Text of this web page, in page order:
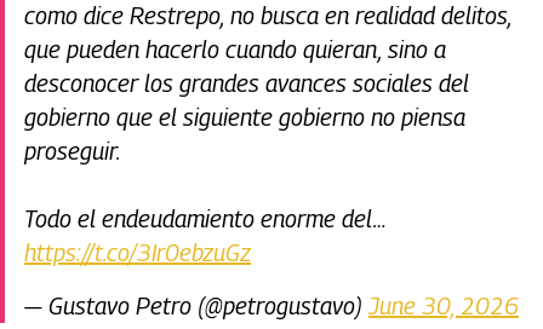
como dice Restrepo, no busca en realidad delitos,
que pueden hacerlo cuando quieran, sino a
desconocer los grandes avances sociales del
gobierno que el siguiente gobierno no piensa
proseguir.
Todo el endeudamiento enorme del…
https://t.co/3Ir0ebzuGz
— Gustavo Petro (@petrogustavo)June 30, 2026